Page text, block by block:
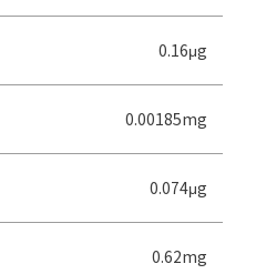
0.16μg
0.00185mg
0.074μg
0.62mg